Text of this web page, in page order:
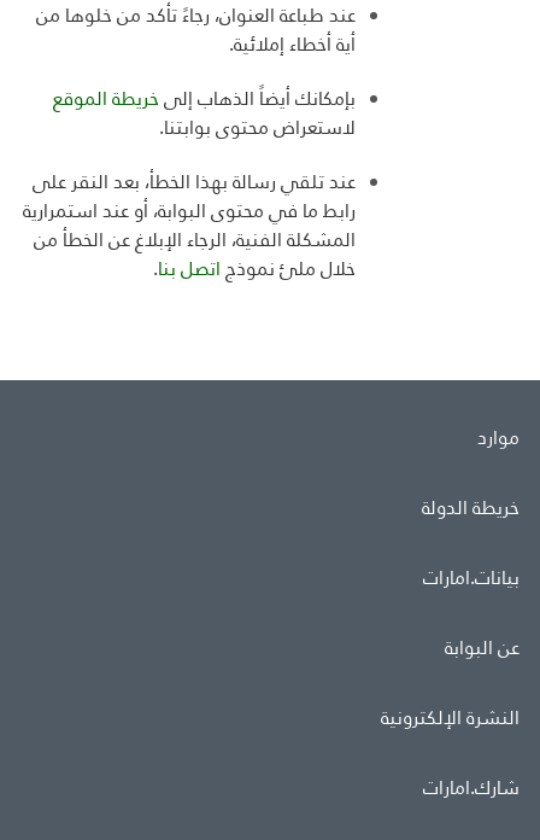
عند طباعة العنوان، رجاءً تأكد من خلوها من
أية أخطاء إملائية.
بإمكانك أيضاً الذهاب إلى خريطة الموقع
لاستعراض محتوى بوابتنا.
عند تلقي رسالة بهذا الخطأ، بعد النقر على
رابط ما في محتوى البوابة، أو عند استمرارية
المشكلة الفنية، الرجاء الإبلاغ عن الخطأ من
خلال ملئ نموذج اتصل بنا.
موارد
خريطة الدولة
بيانات.امارات
عن البوابة
النشرة الإلكترونية
شارك.امارات